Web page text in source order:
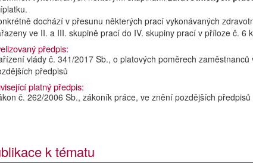
dochází v přesunu některých prací vykonávaných
ve II. a III. skupině prací do IV. skupiny prací v příloze č. 6
předpis:
vlády č. 341/2017 Sb., o platových poměrech
předpisů
platný předpis:
č. 262/2006 Sb., zákoník práce, ve znění pozdějších předpisů
k tématu